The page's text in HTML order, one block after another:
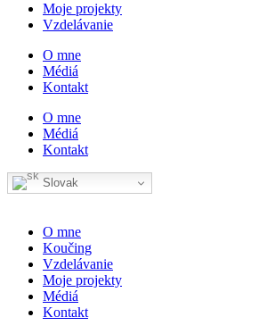
Moje projekty
Vzdelávanie
O mne
Médiá
Kontakt
O mne
Médiá
Kontakt
Slovak
O mne
Koučing
Vzdelávanie
Moje projekty
Médiá
Kontakt